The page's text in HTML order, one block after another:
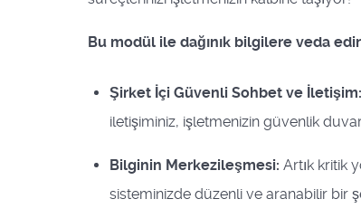
Bu modül ile dağınık bilgilere veda
Şirket İçi Güvenli Sohbet ve İletişim:
iletişiminiz, işletmenizin güvenlik
Bilginin Merkezileşmesi: Artık kritik
sisteminizde düzenli ve aranabilir bir